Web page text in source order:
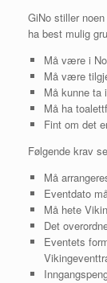
GiNo stiller
ha best mulig
Må være i
Må være
Må kunne ta
Må ha
Fint om det
Følgende krav
Må
Eventdato
Må hete
Det
Eventets